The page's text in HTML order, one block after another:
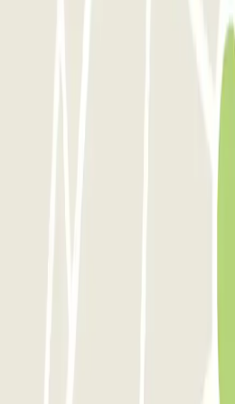
di notte. Prezzo ottimo! La tua
accettabile con i servizi vicini. Ci